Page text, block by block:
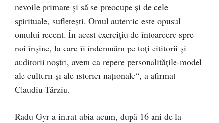
nevoile primare și să se preocupe și de cele
spirituale, sufletești. Omul autentic este opusul
omului recent. În acest exercițiu de întoarcere spre
noi înșine, la care îi îndemnăm pe toți cititorii și
auditorii noștri, avem ca repere personalitățile-model
ale culturii și ale istoriei naționale“, a afirmat
Claudiu Târziu.
Radu Gyr a intrat abia acum, după 16 ani de la